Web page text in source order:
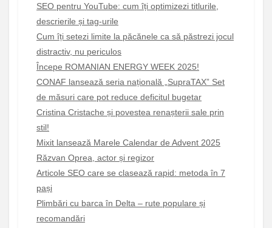
SEO pentru YouTube: cum îți optimizezi titlurile,
descrierile și tag-urile
Cum îți setezi limite la păcănele ca să păstrezi jocul
distractiv, nu periculos
Începe ROMANIAN ENERGY WEEK 2025!
CONAF lansează seria națională „SupraTAX” Set
de măsuri care pot reduce deficitul bugetar
Cristina Cristache și povestea renașterii sale prin
stil!
Mixit lansează Marele Calendar de Advent 2025
Răzvan Oprea, actor și regizor
Articole SEO care se clasează rapid: metoda în 7
pași
Plimbări cu barca în Delta – rute populare și
recomandări